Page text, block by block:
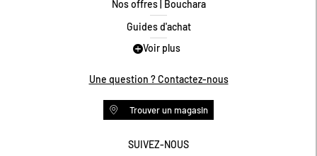
Nos offres | Bouchara
Guides d'achat
Guide des tailles
Programme de fidélité
Conditions des offres
Voir plus
Une question ? Contactez-nous
Trouver un magasin
SUIVEZ-NOUS